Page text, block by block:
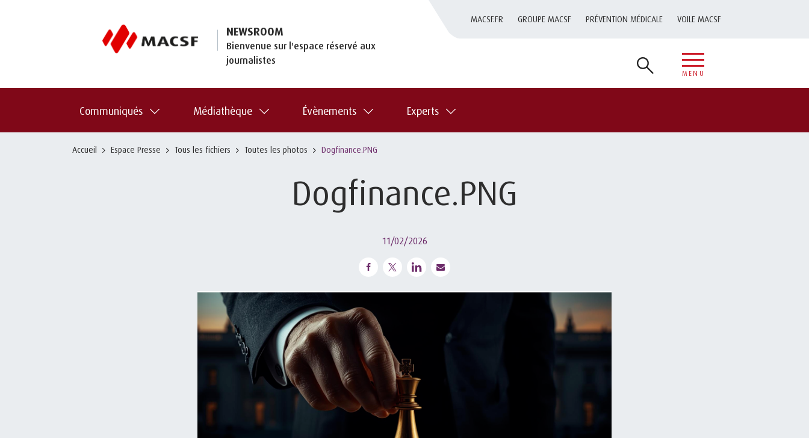
NEWSROOM
Bienvenue sur l'espace réservé aux
journalistes
MACSF.FR GROUPE MACSF PRÉVENTION MÉDICALE VOILE MACSF
MENU
Communiqués Médiathèque Évènements Experts
Accueil Espace Presse Tous les fichiers Toutes les photos Dogfinance.PNG
Dogfinance.PNG
11/02/2026